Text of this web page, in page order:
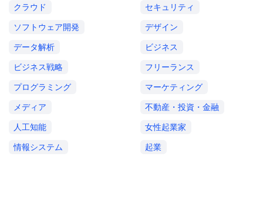
クラウド
セキュリティ
ソフトウェア開発
デザイン
データ解析
ビジネス
ビジネス戦略
フリーランス
プログラミング
マーケティング
メディア
不動産・投資・金融
人工知能
女性起業家
情報システム
起業